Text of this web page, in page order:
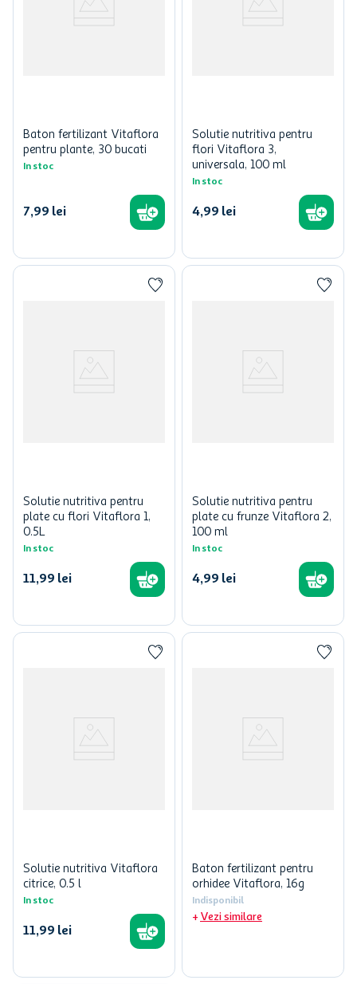
Baton fertilizant Vitaflora
pentru plante, 30 bucati
In stoc
7,99 lei
Solutie nutritiva pentru
flori Vitaflora 3,
universala, 100 ml
In stoc
4,99 lei
Solutie nutritiva pentru
plate cu flori Vitaflora 1,
0.5L
In stoc
11,99 lei
Solutie nutritiva pentru
plate cu frunze Vitaflora 2,
100 ml
In stoc
4,99 lei
Solutie nutritiva Vitaflora
citrice, 0.5 l
In stoc
11,99 lei
Baton fertilizant pentru
orhidee Vitaflora, 16g
Indisponibil
Vezi similare